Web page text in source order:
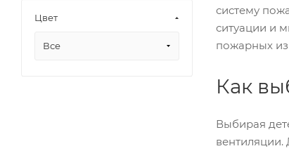
систему
ситуации и
пожарных
Как
Выбирая
Цвет
Все